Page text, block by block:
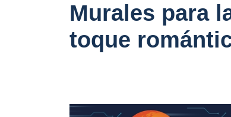
Murales para
toque